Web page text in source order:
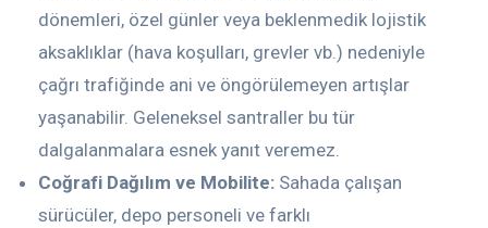
dönemleri, özel günler veya beklenmedik lojistik
aksaklıklar (hava koşulları, grevler vb.) nedeniyle
çağrı trafiğinde ani ve öngörülemeyen artışlar
yaşanabilir. Geleneksel santraller bu tür
dalgalanmalara esnek yanıt veremez.
Coğrafi Dağılım ve Mobilite: Sahada çalışan
sürücüler, depo personeli ve farklı